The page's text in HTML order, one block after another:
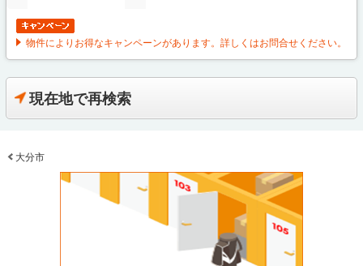
物件によりお得なキャンペーンがあります。詳しくはお問合せください。
現在地で再検索
大分市